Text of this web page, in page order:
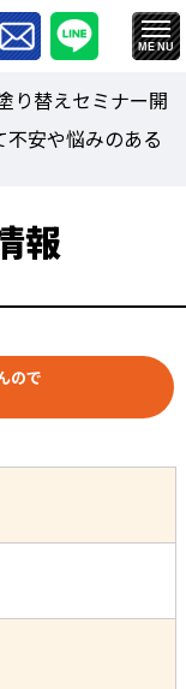
り替えセミナー開
安や悩みのある
報
ので